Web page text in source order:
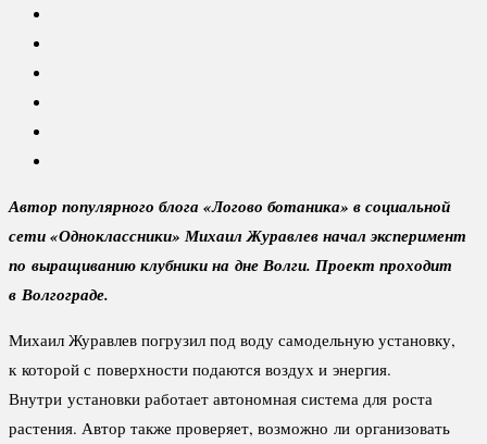
Автор популярного блога «Логово ботаника» в социальной
сети «Одноклассники» Михаил Журавлев начал эксперимент
по выращиванию клубники на дне Волги. Проект проходит
в Волгограде.
Михаил Журавлев погрузил под воду самодельную установку,
к которой с поверхности подаются воздух и энергия.
Внутри установки работает автономная система для роста
растения. Автор также проверяет, возможно ли организовать